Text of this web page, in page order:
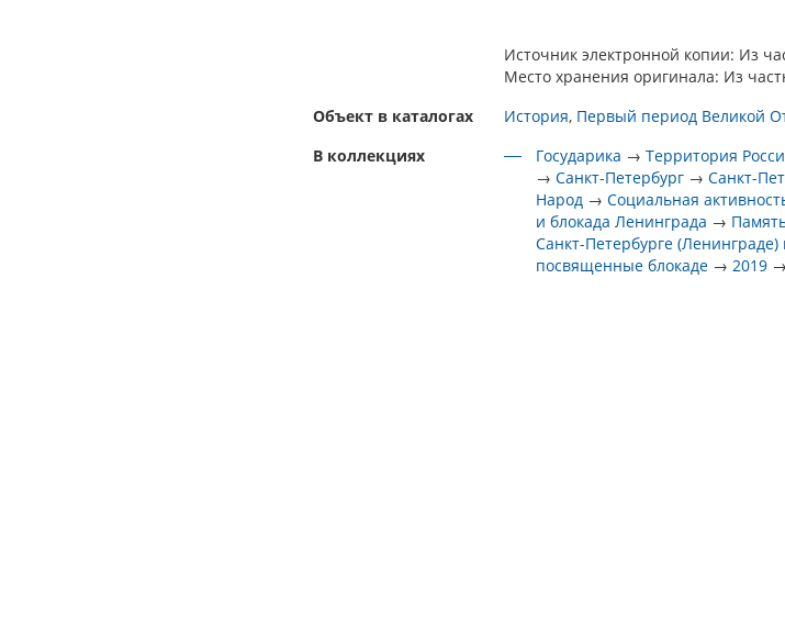
Источник электронной копии: Из
Место хранения оригинала: Из
Объект в каталогах
История Первый период Великой
В коллекциях
Государика →Территория
→Санкт-Петербург →Санкт-
Народ →Социальная
и блокада Ленинграда →
Санкт-Петербурге
посвященные блокаде →2019 →